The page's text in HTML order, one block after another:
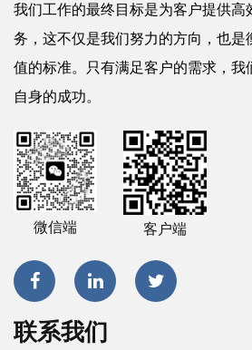
我们工作的最终目标是为客户提供高
务，这不仅是我们努力的方向，也是
值的标准。只有满足客户的需求，我
自身的成功。
微信端 客户端
联系我们